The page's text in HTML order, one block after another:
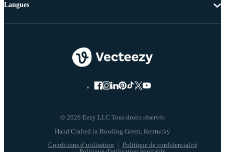
© 2026 Eezy LLC Tous droits réservés
Conditions d’utilisation
Politique de confidentialité
Langues